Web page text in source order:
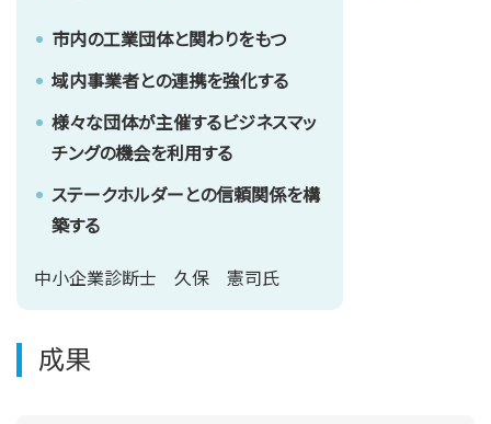
市内の工業団体と関わりをもつ
域内事業者との連携を強化する
様々な団体が主催するビジネスマッ
チングの機会を利用する
ステークホルダーとの信頼関係を構
築する
中小企業診断士 久保 憲司氏
成果